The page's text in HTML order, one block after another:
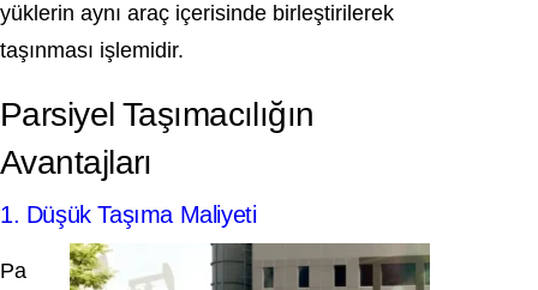
yüklerin aynı araç içerisinde birleştirilerek
taşınması işlemidir.
Parsiyel Taşımacılığın
Avantajları
1. Düşük Taşıma Maliyeti
Pa